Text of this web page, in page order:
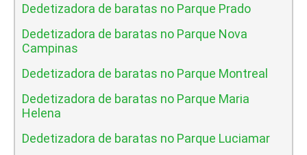
Dedetizadora de baratas no Parque Prado
Dedetizadora de baratas no Parque Nova
Campinas
Dedetizadora de baratas no Parque Montreal
Dedetizadora de baratas no Parque Maria
Helena
Dedetizadora de baratas no Parque Luciamar